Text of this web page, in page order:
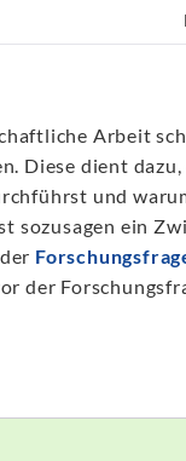
Arbeit
Diese dient
und
sozusagen ein
der